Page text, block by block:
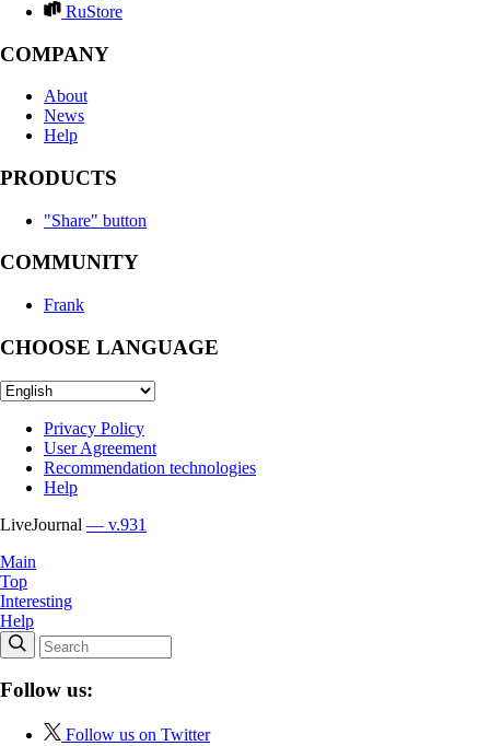
RuStore
COMPANY
About
News
Help
PRODUCTS
"Share" button
COMMUNITY
Frank
CHOOSE LANGUAGE
Privacy Policy
User Agreement
Recommendation technologies
Help
LiveJournal — v.931
Main
Top
Interesting
Help
Follow us:
Follow us on Twitter